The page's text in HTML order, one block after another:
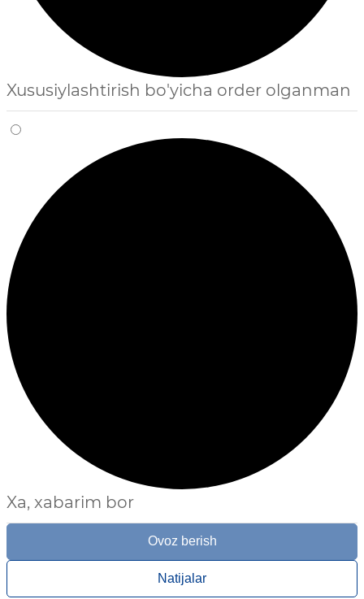
Xususiylashtirish bo'yicha order olganman
Xa, xabarim bor
Ovoz berish
Natijalar